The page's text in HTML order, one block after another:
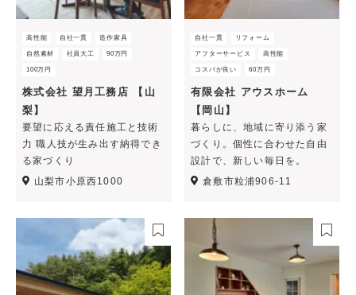
高性能 自社一貫 造作家具
自然素材 社員大工 90万円
100万円
株式会社 望月工務店 【山
梨】
要望に応える責任施工と技術
力 職人技が生み出す納得でき
る家づくり
山梨市小原西1000
自社一貫 リフォーム
アフターサービス 高性能
コスパが良い 60万円
有限会社 アウスホーム
【岡山】
暮らしに、地域に寄り添う家
づくり。個性に合わせた自由
設計で、新しい毎日を。
倉敷市粒浦906-11